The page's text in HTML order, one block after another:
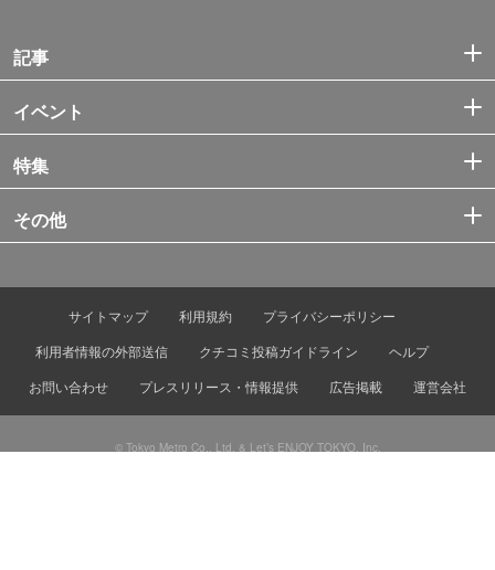
記事
イベント
特集
その他
サイトマップ 利用規約
プライバシーポリシー
利用者情報の外部送信
クチコミ投稿ガイドライン
ヘルプ
お問い合わせ
プレスリリース・情報提供 広告掲載 運営会社
© Tokyo Metro Co., Ltd. & Let’s ENJOY TOKYO, Inc.